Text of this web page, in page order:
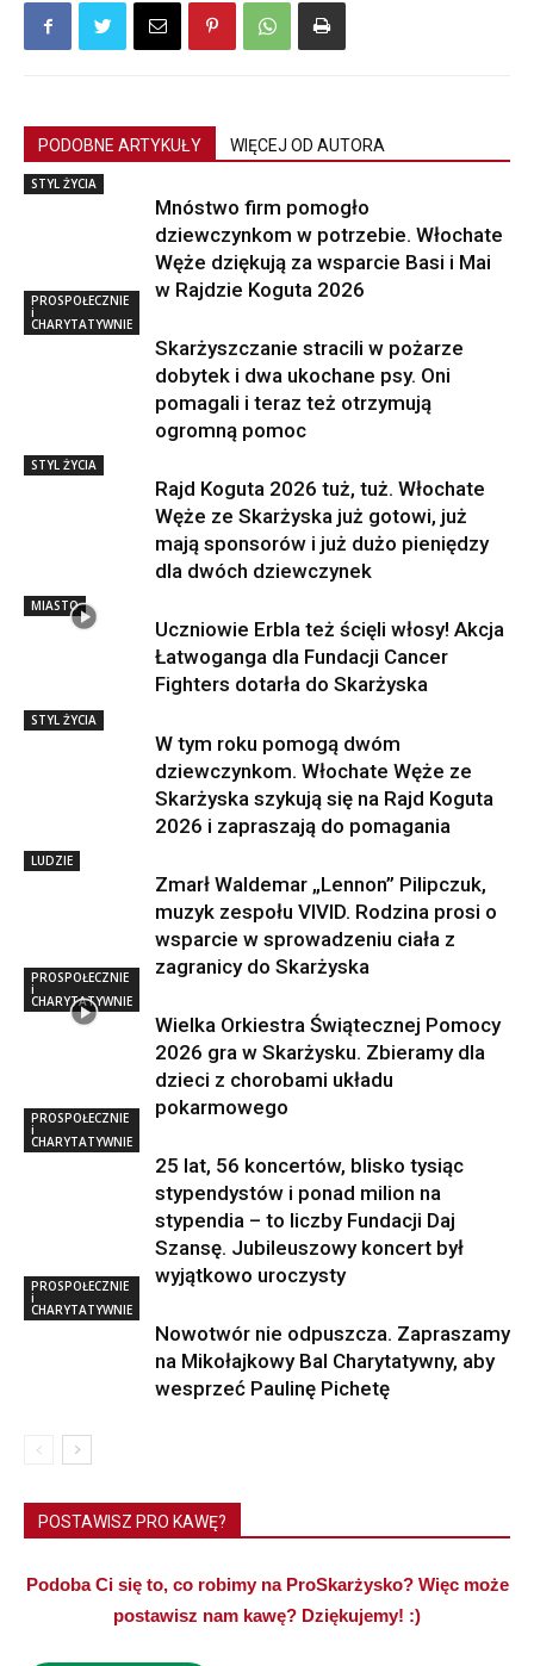
PODOBNE ARTYKUŁY WIĘCEJ OD AUTORA
STYL ŻYCIA
Mnóstwo firm pomogło
dziewczynkom w potrzebie. Włochate
Węże dziękują za wsparcie Basi i Mai
w Rajdzie Koguta 2026
PROSPOŁECZNIE
i
CHARYTATYWNIE
Skarżyszczanie stracili w pożarze
dobytek i dwa ukochane psy. Oni
pomagali i teraz też otrzymują
ogromną pomoc
STYL ŻYCIA
Rajd Koguta 2026 tuż, tuż. Włochate
Węże ze Skarżyska już gotowi, już
mają sponsorów i już dużo pieniędzy
dla dwóch dziewczynek
MIASTO
Uczniowie Erbla też ścięli włosy! Akcja
Łatwoganga dla Fundacji Cancer
Fighters dotarła do Skarżyska
STYL ŻYCIA
W tym roku pomogą dwóm
dziewczynkom. Włochate Węże ze
Skarżyska szykują się na Rajd Koguta
2026 i zapraszają do pomagania
LUDZIE
Zmarł Waldemar „Lennon” Pilipczuk,
muzyk zespołu VIVID. Rodzina prosi o
wsparcie w sprowadzeniu ciała z
zagranicy do Skarżyska
PROSPOŁECZNIE
i
CHARYTATYWNIE
Wielka Orkiestra Świątecznej Pomocy
2026 gra w Skarżysku. Zbieramy dla
dzieci z chorobami układu
pokarmowego
PROSPOŁECZNIE
i
CHARYTATYWNIE
25 lat, 56 koncertów, blisko tysiąc
stypendystów i ponad milion na
stypendia – to liczby Fundacji Daj
Szansę. Jubileuszowy koncert był
wyjątkowo uroczysty
PROSPOŁECZNIE
i
CHARYTATYWNIE
Nowotwór nie odpuszcza. Zapraszamy
na Mikołajkowy Bal Charytatywny, aby
wesprzeć Paulinę Pichetę
POSTAWISZ PRO KAWĘ?
Podoba Ci się to, co robimy na ProSkarżysko? Więc może
postawisz nam kawę? Dziękujemy! :)